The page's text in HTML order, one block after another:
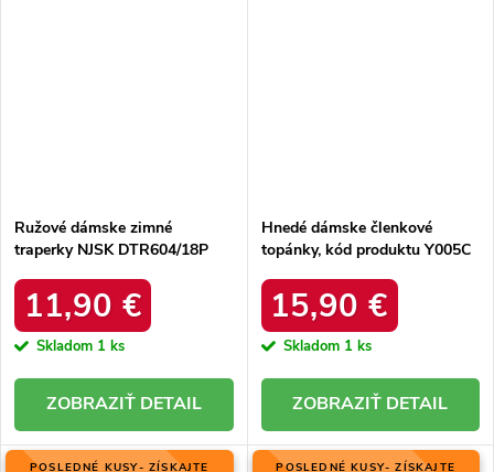
Ružové dámske zimné
traperky NJSK DTR604/18P
11,90 €
Skladom 1 ks
DETAIL
Hnedé dámske členkové
topánky, kód produktu Y005C
15,90 €
Skladom 1 ks
DETAIL
POSLEDNÉ KUSY- ZÍSKAJTE POSLEDNÉ KUSY- ZÍSKAJTE